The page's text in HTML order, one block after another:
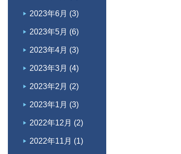
2023年6月 (3)
2023年5月 (6)
2023年4月 (3)
2023年3月 (4)
2023年2月 (2)
2023年1月 (3)
2022年12月 (2)
2022年11月 (1)